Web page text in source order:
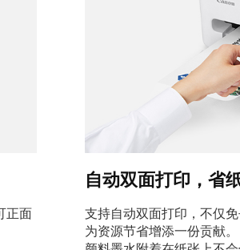
正面
自动双面打印，省
支持自动双面打印，不仅
为资源节省增添一份贡献。